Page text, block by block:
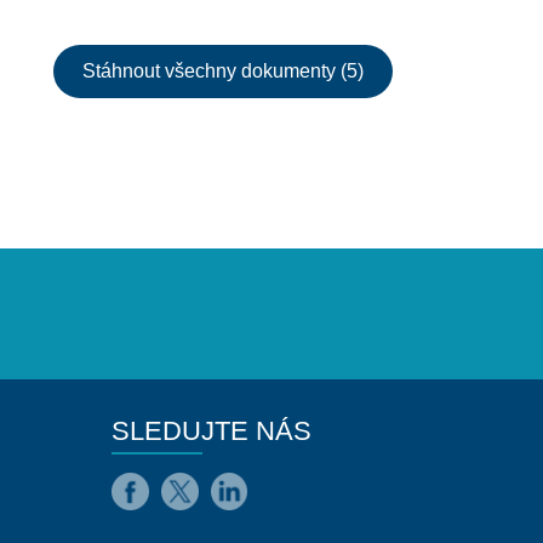
Stáhnout všechny dokumenty (5)
SLEDUJTE NÁS